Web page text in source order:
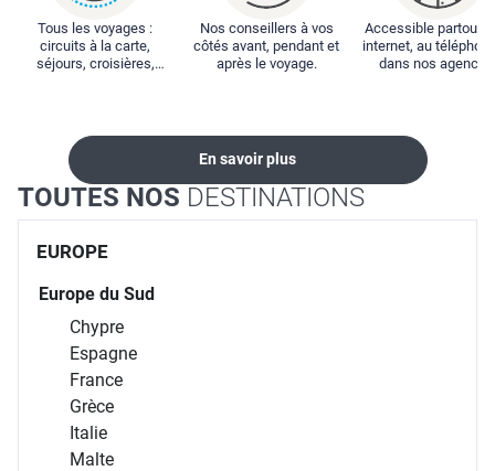
Tous les voyages :
circuits à la carte,
séjours, croisières,
Nos conseillers à vos
côtés avant, pendant et
après le voyage.
Accessible partout :
internet, au
dans nos
En savoir plus
TOUTES NOS DESTINATIONS
EUROPE
Europe du Sud
Chypre
Espagne
France
Grèce
Italie
Malte